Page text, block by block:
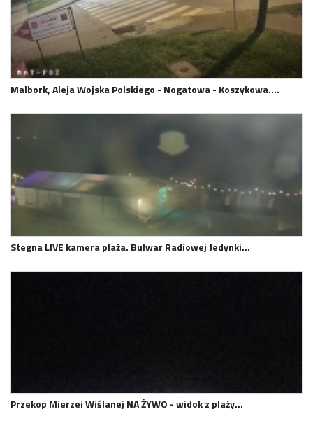
Malbork, Aleja Wojska Polskiego - Nogatowa - Koszykowa.…
Stegna LIVE kamera plaża. Bulwar Radiowej Jedynki…
Przekop Mierzei Wiślanej NA ŻYWO - widok z plaży…